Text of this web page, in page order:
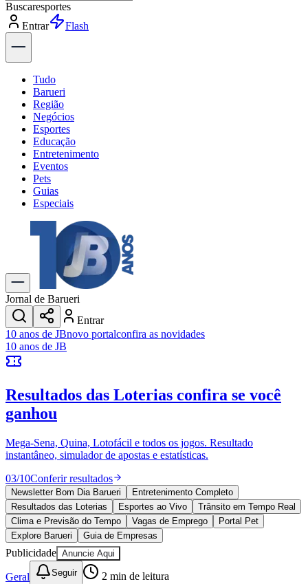
Buscarpolítica
Entrar
Explorar
Tudo
Barueri
Região
Negócios
Esportes
Educação
Entretenimento
Eventos
Pets
Guias
Especiais
Explore Tudo
Últimas Notícias
Previsão do Tempo
Trânsito e Rotas
Dia a Dia & Lazer
Transportes
Gastronomia
Cinema & Shows
JogosNovo
Anuncie no Portal
Cadastrar Empresa
Divulgar Vagas
Política
Esportes
Saúde
Segurança
Cultura
Meio Ambiente
Obras
Educação
Bairros de Barueri
Jornal de Barueri
Entrar
10 anos de JBnovo portalconfira as novidades
10 anos de JB
Resultados das Loterias confira se você
ganhou
Mega-Sena, Quina, Lotofácil e todos os jogos. Resultado
instantâneo, simulador de apostas e estatísticas.
03/10Conferir resultados
Newsletter Bom Dia Barueri
Entretenimento Completo
Resultados das Loterias
Esportes ao Vivo
Trânsito em Tempo Real
Clima e Previsão do Tempo
Vagas de Emprego
Portal Pet
Explore Barueri
Guia de Empresas
Publicidade Anuncie Aqui
Geral Seguir 2 min de leitura